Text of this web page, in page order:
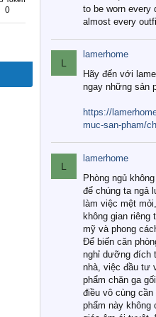
0
to be worn every
almost every
L
lamerhome
Hãy đến với
ngay những sản
https://
muc-san-pham/
L
lamerhome
Phòng ngủ
để chúng ta ngả
làm việc mệt
không gian riêng
mỹ và phong
Để biến căn
nghỉ dưỡng đích
nhà, việc đầu tư
phẩm chăn ga
điều vô cùng
phẩm này không